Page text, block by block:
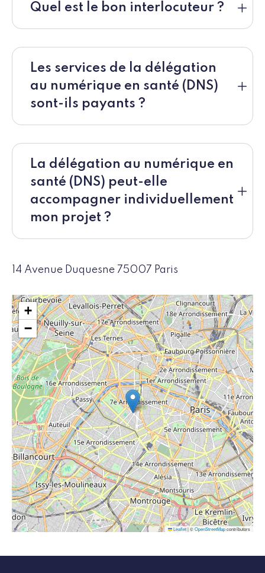
Quel est le bon interlocuteur ?
Les services de la délégation
au numérique en santé (DNS)
sont-ils payants ?
La délégation au numérique en
santé (DNS) peut-elle
accompagner individuellement
mon projet ?
14 Avenue Duquesne 75007 Paris
+
−
Leaflet|©OpenStreetMapcontributors